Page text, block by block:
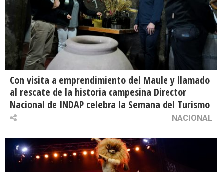
Con visita a emprendimiento del Maule y llamado
al rescate de la historia campesina Director
Nacional de INDAP celebra la Semana del Turismo
NACIONAL